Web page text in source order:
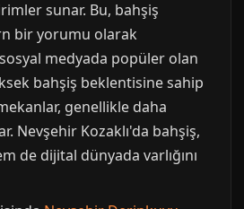
sunar. Bu, bahşiş
bir yorumu olarak
medyada popüler olan
bahşiş beklentisine sahip
genellikle daha
Nevşehir Kozaklı'da bahşiş,
de dijital dünyada varlığını